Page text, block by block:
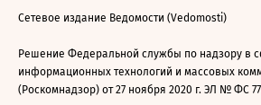
Сетевое издание Ведомости (Vedomosti)
Решение Федеральной службы по надзору в
информационных технологий и массовых
(Роскомнадзор) от 27 ноября 2020 г. ЭЛ № ФС